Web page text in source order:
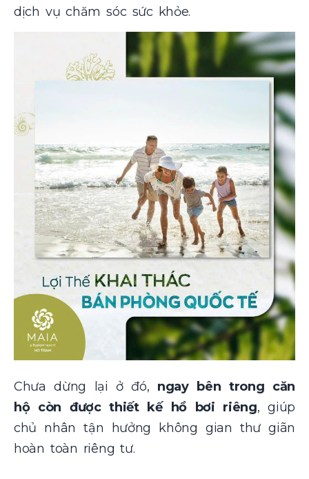
dịch vụ chăm sóc sức khỏe.
Chưa dừng lại ở đó, ngay bên trong căn
hộ còn được thiết kế hồ bơi riêng, giúp
chủ nhân tận hưởng không gian thư giãn
hoàn toàn riêng tư.